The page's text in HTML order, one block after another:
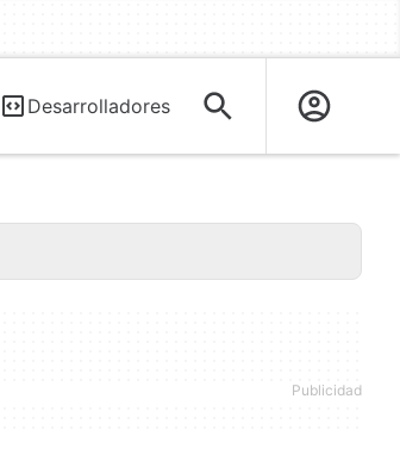
Desarrolladores